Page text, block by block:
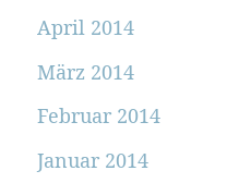
April 2014
März 2014
Februar 2014
Januar 2014